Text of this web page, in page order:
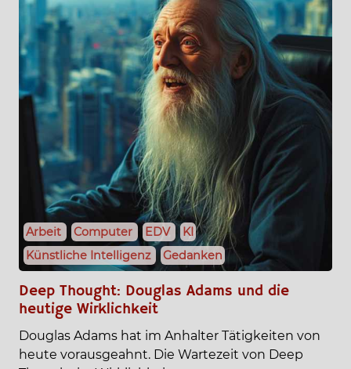
Arbeit Computer EDV
KI
Künstliche Intelligenz
Gedanken
Deep Thought: Douglas Adams und die
heutige Wirklichkeit
Douglas Adams hat im Anhalter Tätigkeiten von
heute vorausgeahnt. Die Wartezeit von Deep